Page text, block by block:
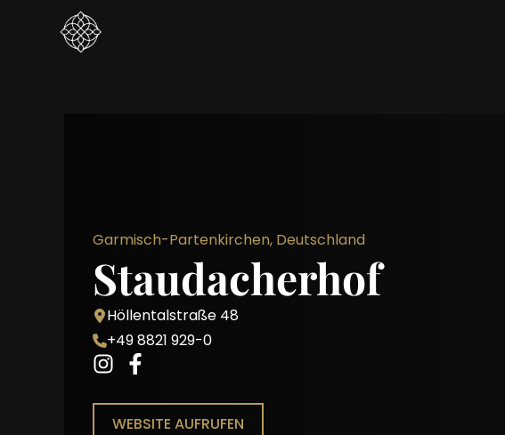
Garmisch-Partenkirchen, Deutschland
Staudacherhof
Höllentalstraße 48
+49 8821 929-0
WEBSITE AUFRUFEN